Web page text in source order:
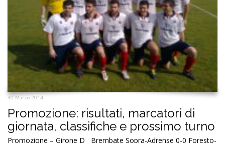
30 Marzo 2014
Promozione: risultati, marcatori di
giornata, classifiche e prossimo turno
Promozione – Girone D Brembate Sopra-Adrense 0-0 Foresto-